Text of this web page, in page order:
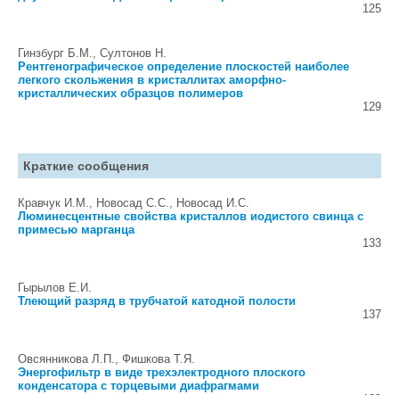
125
Гинзбург Б.М., Султонов Н.
Рентгенографическое определение плоскостей наиболее
легкого скольжения в кристаллитах аморфно-
кристаллических образцов полимеров
129
Краткие сообщения
Кравчук И.М., Новосад С.С., Новосад И.С.
Люминесцентные свойства кристаллов иодистого свинца с
примесью марганца
133
Гырылов Е.И.
Тлеющий разряд в трубчатой катодной полости
137
Овсянникова Л.П., Фишкова Т.Я.
Энергофильтр в виде трехэлектродного плоского
конденсатора с торцевыми диафрагмами